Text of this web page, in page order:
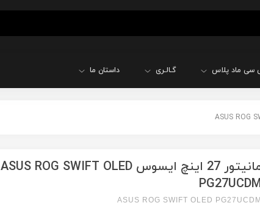
سی ماد پلاس گـالـری داستان ما
مانیتور 27 اینچ ایسوس ASUS ROG SWIFT OLED
ASUS ROG SWIFT OLED PG27UCDM